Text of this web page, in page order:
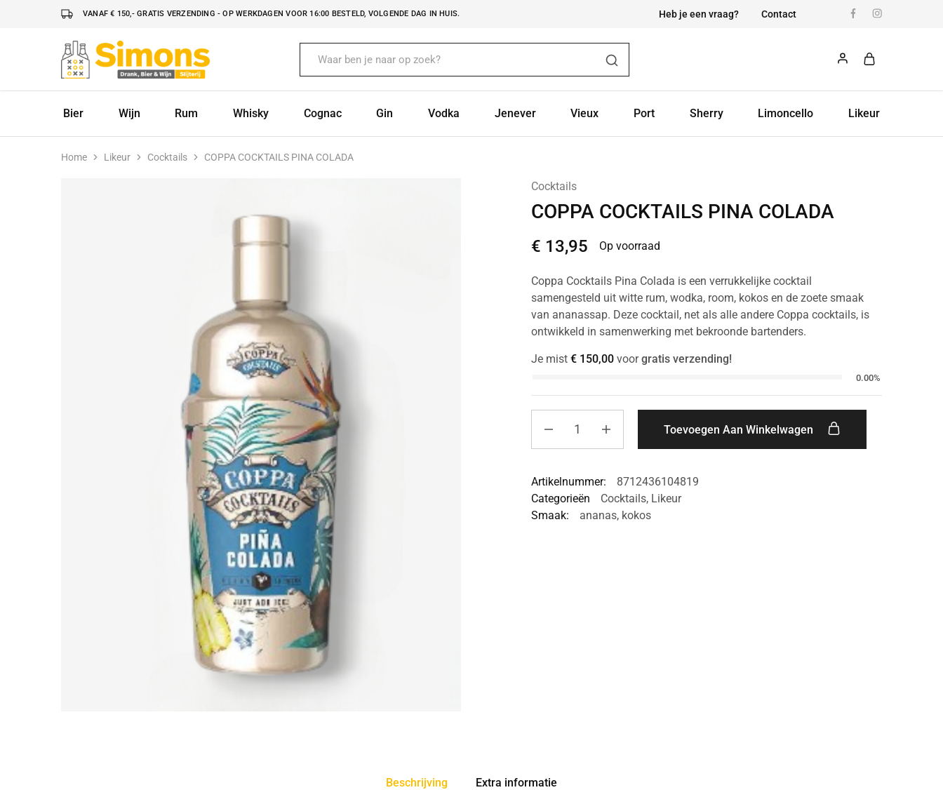
VANAF € 150,- GRATIS VERZENDING - OP WERKDAGEN VOOR 16:00 BESTELD, VOLGENDE DAG IN HUIS. Heb je een vraag? Contact
Simonsdrank.nl
Drank,
Bier
Bier
Wijn Rum Whisky Cognac Gin Vodka Jenever Vieux Port Sherry Limoncello Likeur
Home Likeur Cocktails COPPA COCKTAILS PINA COLADA
Cocktails
COPPA COCKTAILS PINA COLADA
€ 13,95 Op voorraad
Coppa Cocktails Pina Colada is een verrukkelijke cocktail
samengesteld uit witte rum, wodka, room, kokos en de zoete smaak
van ananassap. Deze cocktail, net als alle andere Coppa cocktails, is
ontwikkeld in samenwerking met bekroonde bartenders.
Je mist €150,00voorgratis verzending!
0.00%
Toevoegen Aan Winkelwagen
Artikelnummer:
8712436104819
Categorieën
Cocktails, Likeur
Smaak:
ananas, kokos
Beschrijving Extra informatie